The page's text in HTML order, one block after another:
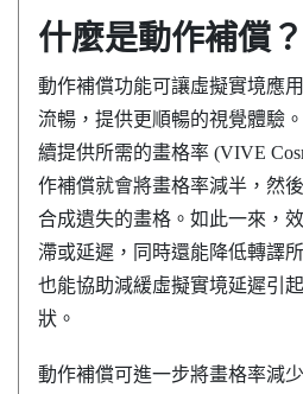
什麼是動作補償？
動作補償功能可讓虛擬實境應
流暢，提供更順暢的視覺體驗
續提供所需的畫格率 (VIVE
作補償就會將畫格率減半，然
合成遺失的畫格。如此一來，
滯或延遲，同時還能降低轉譯
也能協助減緩虛擬實境延遲引
狀。
動作補償可進一步將畫格率減